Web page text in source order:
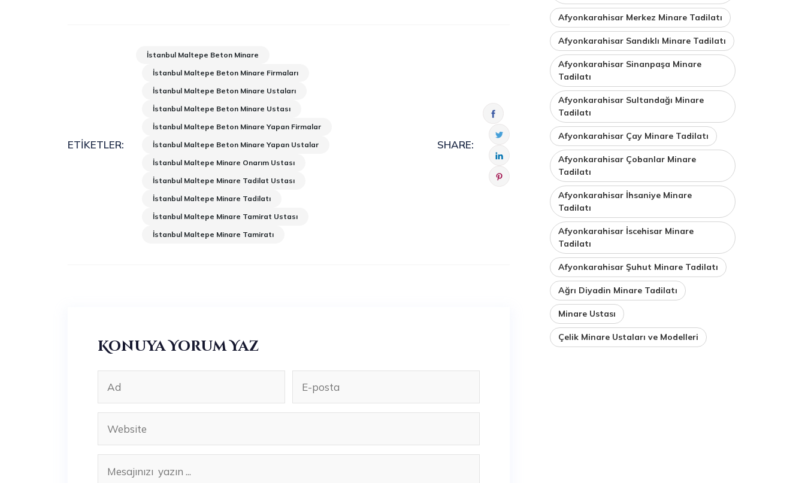
ETIKETLER:
İstanbul Maltepe Beton Minare
İstanbul Maltepe Beton Minare Firmaları
İstanbul Maltepe Beton Minare Ustaları
İstanbul Maltepe Beton Minare Ustası
İstanbul Maltepe Beton Minare Yapan Firmalar
İstanbul Maltepe Beton Minare Yapan Ustalar
İstanbul Maltepe Minare Onarım Ustası
İstanbul Maltepe Minare Tadilat Ustası
İstanbul Maltepe Minare Tadilatı
İstanbul Maltepe Minare Tamirat Ustası
İstanbul Maltepe Minare Tamiratı
SHARE:
Konuya Yorum Yaz
Afyonkarahisar Merkez Minare Tadilatı
Afyonkarahisar Sandıklı Minare Tadilatı
Afyonkarahisar Sinanpaşa Minare
Tadilatı
Afyonkarahisar Sultandağı Minare
Tadilatı
Afyonkarahisar Çay Minare Tadilatı
Afyonkarahisar Çobanlar Minare
Tadilatı
Afyonkarahisar İhsaniye Minare
Tadilatı
Afyonkarahisar İscehisar Minare
Tadilatı
Afyonkarahisar Şuhut Minare Tadilatı
Ağrı Diyadin Minare Tadilatı
Minare Ustası
Çelik Minare Ustaları ve Modelleri